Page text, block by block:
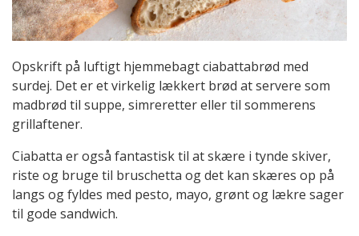
Opskrift på luftigt hjemmebagt ciabattabrød med
surdej. Det er et virkelig lækkert brød at servere som
madbrød til suppe, simreretter eller til sommerens
grillaftener.
Ciabatta er også fantastisk til at skære i tynde skiver,
riste og bruge til bruschetta og det kan skæres op på
langs og fyldes med pesto, mayo, grønt og lækre sager
til gode sandwich.